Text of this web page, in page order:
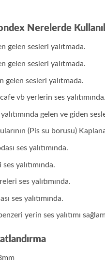
Nerelerde
gelen sesleri yalıtmada.
gelen sesleri yalıtmada.
gelen sesleri yalıtmada.
vb yerlerin ses yalıtımında.
gelen ve giden
(Pis su borusu)
ses yalıtımında.
yalıtımında.
ses yalıtımında.
ses yalıtımında.
yerin ses yalıtımı